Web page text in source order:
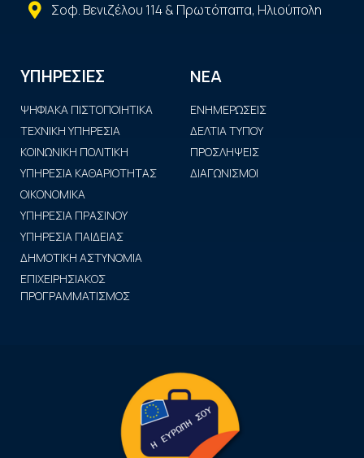
Σοφ. Βενιζέλου 114 & Πρωτόπαπα, Ηλιούπολη
ΥΠΗΡΕΣΙΕΣ
ΨΗΦΙΑΚΑ ΠΙΣΤΟΠΟΙΗΤΙΚΑ
ΤΕΧΝΙΚΗ ΥΠΗΡΕΣΙΑ
ΚΟΙΝΩΝΙΚΗ ΠΟΛΙΤΙΚΗ
ΥΠΗΡΕΣΙΑ ΚΑΘΑΡΙΟΤΗΤΑΣ
ΟΙΚΟΝΟΜΙΚΑ
ΥΠΗΡΕΣΙΑ ΠΡΑΣΙΝΟΥ
ΥΠΗΡΕΣΙΑ ΠΑΙΔΕΙΑΣ
ΔΗΜΟΤΙΚΗ ΑΣΤΥΝΟΜΙΑ
ΕΠΙΧΕΙΡΗΣΙΑΚΟΣ
ΠΡΟΓΡΑΜΜΑΤΙΣΜΟΣ
ΝΕΑ
ΕΝΗΜΕΡΩΣΕΙΣ
ΔΕΛΤΙΑ ΤΥΠΟΥ
ΠΡΟΣΛΗΨΕΙΣ
ΔΙΑΓΩΝΙΣΜΟΙ